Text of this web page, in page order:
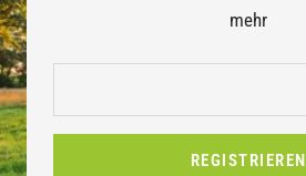
mehr
REGISTRIEREN